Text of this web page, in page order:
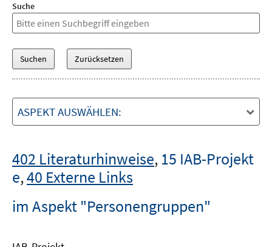
Suche
ASPEKT AUSWÄHLEN:
402 Literaturhinweise, 15 IAB-Projekt
e,40 Externe Links
im Aspekt "Personengruppen"